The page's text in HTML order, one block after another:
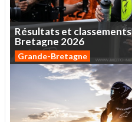
Résultatset classements
Bretagne 2026
Grande-Bretagne